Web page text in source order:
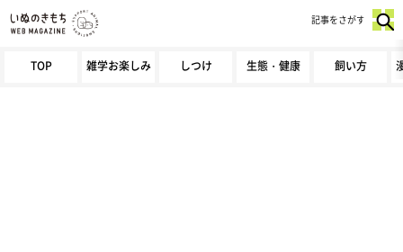
TOP 雑学お楽しみ しつけ 生態・健康 飼い方
記事をさがす